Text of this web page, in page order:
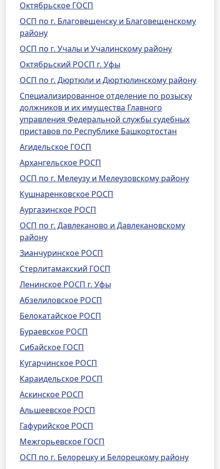
Октябрьское ГОСП
ОСП по г. Благовещенску и Благовещенскому
району
ОСП по г. Учалы и Учалинскому району
Октябрьский РОСП г. Уфы
ОСП по г. Дюртюли и Дюртюлинскому району
Специализированное отделение по розыску
должников и их имущества Главного
управления Федеральной службы судебных
приставов по Республике Башкортостан
Агидельское ГОСП
Архангельское РОСП
ОСП по г. Мелеузу и Мелеузовскому району
Кушнаренковское РОСП
Аургазинское РОСП
ОСП по г. Давлеканово и Давлекановскому
району
Зианчуринское РОСП
Стерлитамакский ГОСП
Ленинское РОСП г. Уфы
Абзелиловское РОСП
Белокатайское РОСП
Бураевское РОСП
Сибайское ГОСП
Кугарчинское РОСП
Караидельское РОСП
Аскинское РОСП
Альшеевское РОСП
Гафурийское РОСП
Межгорьевское ГОСП
ОСП по г. Белорецку и Белорецкому району